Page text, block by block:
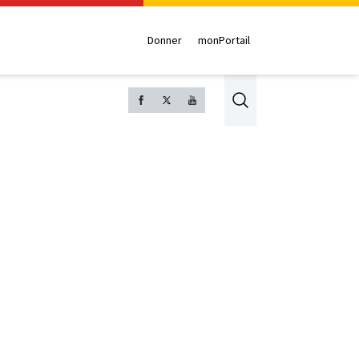
Donner monPortail
Search